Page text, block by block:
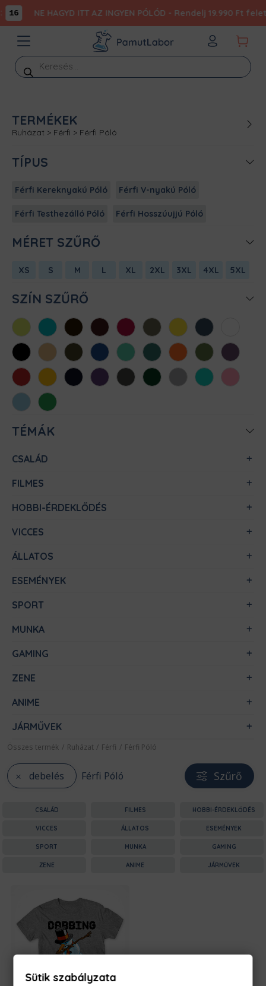
16 NE HAGYD ITT AZ INGYEN PÓLÓD - Rendelj 19.990 Ft
Products
search
TERMÉKEK
Ruházat > Férfi > Férfi Póló
TÍPUS
Férfi Kereknyakú Póló Férfi V-nyakú Póló
Férfi Testhezálló Póló Férfi Hosszúujjú Póló
MÉRET SZŰRŐ
XS S M L XL 2XL 3XL 4XL 5XL
SZÍN SZŰRŐ
AlmazöldAtollkékBarnaBordóChili Cink Citromsárga
Denim
FeketeHomokKhaki KirálykékMentaMéregzöld
NarancsOliva Padlizsán
Piros SárgaSötétkékSötétlilaSötétszürke
SötétzöldSportszürke
Türkiz
Világos
rózsaszín
Világoskék
Zöld
TÉMÁK
CSALÁD
FILMES
HOBBI-ÉRDEKLŐDÉS
VICCES
ÁLLATOS
ESEMÉNYEK
SPORT
MUNKA
GAMING
ZENE
ANIME
JÁRMŰVEK
Összes termék / Ruházat / Férfi / Férfi Póló
debelés Férfi Póló Szűrő
CSALÁD FILMES HOBBI-ÉRDEKLŐDÉS
VICCES ÁLLATOS ESEMÉNYEK
SPORT MUNKA GAMING
ZENE ANIME JÁRMŰVEK
Sütik szabályzata